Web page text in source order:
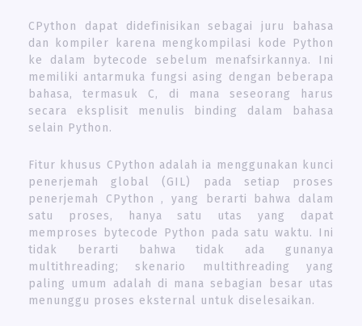
CPython dapat didefinisikan sebagai juru bahasa
dan kompiler karena mengkompilasi kode Python
ke dalam bytecode sebelum menafsirkannya. Ini
memiliki antarmuka fungsi asing dengan beberapa
bahasa, termasuk C, di mana seseorang harus
secara eksplisit menulis binding dalam bahasa
selain Python.
Fitur khusus CPython adalah ia menggunakan kunci
penerjemah global (GIL) pada setiap proses
penerjemah CPython , yang berarti bahwa dalam
satu proses, hanya satu utas yang dapat
memproses bytecode Python pada satu waktu. Ini
tidak berarti bahwa tidak ada gunanya
multithreading; skenario multithreading yang
paling umum adalah di mana sebagian besar utas
menunggu proses eksternal untuk diselesaikan.